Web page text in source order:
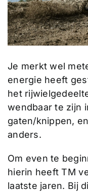
Je merkt wel
energie heeft
het
wendbaar te zijn
gaten/knippen,
anders.
Om even te
hierin heeft TM
laatste jaren. Bij